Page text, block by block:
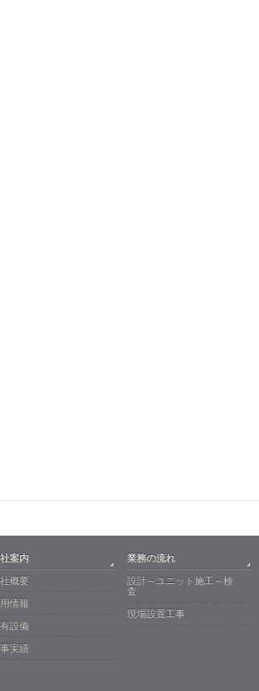
案内
概要
情報
設備
実績
業務の流れ
設計～ユニット施工～検
査
現場設置工事